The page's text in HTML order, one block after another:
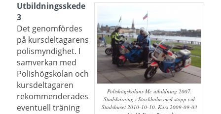
Polishögskolans Mc utbildning 2007.
Stadskörning i Stockholm med stopp vid
Stadshuset 2010-10-10. Kurs 2009-09-03
Utbildningsskede
3
Det genomfördes
på kursdeltagarens
polismyndighet. I
samverkan med
Polishögskolan och
kursdeltagaren
rekommenderades
eventuell träning